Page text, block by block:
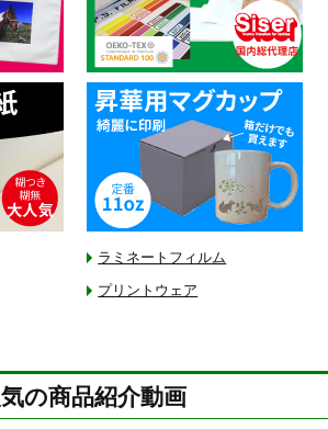
ラミネートフィルム
プリントウェア
気の商品紹介動画